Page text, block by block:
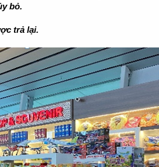
bỏ.
trả lại.